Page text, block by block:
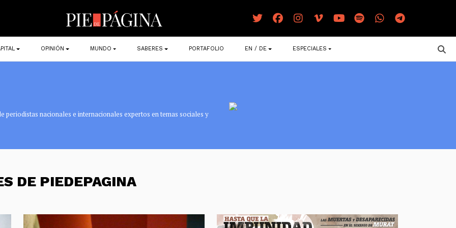
OPINIÓN MUNDO SABERES PORTAFOLIO EN / DE ESPECIALES
nacionales e internacionales expertos en temas sociales y
DE PIEDEPAGINA